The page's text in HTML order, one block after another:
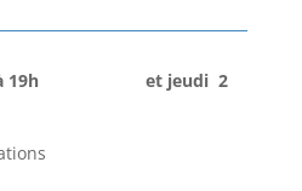
à 19h et jeudi 2